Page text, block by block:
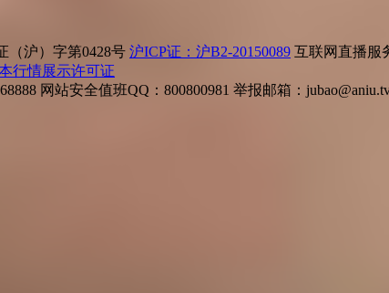
（沪）字第0428号 沪ICP证：沪B2-20150089 互联网直播服
行情展示许可证
网站安全值班QQ：800800981 举报邮箱：